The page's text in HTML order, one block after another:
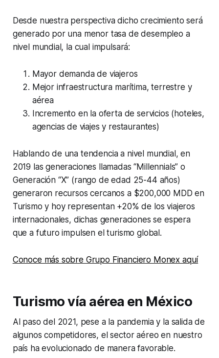
Desde nuestra perspectiva dicho crecimiento será
generado por una menor tasa de desempleo a
nivel mundial, la cual impulsará:
Mayor demanda de viajeros
Mejor infraestructura marítima, terrestre y
aérea
Incremento en la oferta de servicios (hoteles,
agencias de viajes y restaurantes)
Hablando de una tendencia a nivel mundial, en
2019 las generaciones llamadas “Millennials” o
Generación “X” (rango de edad 25-44 años)
generaron recursos cercanos a $200,000 MDD en
Turismo y hoy representan +20% de los viajeros
internacionales, dichas generaciones se espera
que a futuro impulsen el turismo global.
Conoce más sobre Grupo Financiero Monex aquí
Turismo vía aérea en México
Al paso del 2021, pese a la pandemia y la salida de
algunos competidores, el sector aéreo en nuestro
país ha evolucionado de manera favorable.